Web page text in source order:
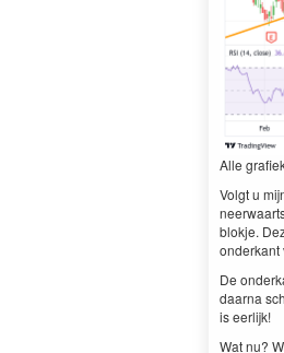
Alle
Vol­gt u
blok­je.
onderkant
De
daar­na
is eerlijk!
Wat nu?